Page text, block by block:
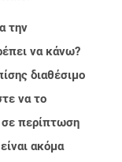
την
να κάνω?
διαθέσιμο
να το
σε περίπτωση
ακόμα